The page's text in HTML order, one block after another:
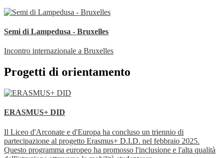
Semi di Lampedusa - Bruxelles
Incontro internazionale a Bruxelles
Progetti di orientamento
ERASMUS+ DID
Il Liceo d'Arconate e d'Europa ha concluso un triennio di
partecipazione al progetto Erasmus+ D.I.D. nel febbraio 2025.
Questo programma europeo ha promosso l'inclusione e l'alta qualità